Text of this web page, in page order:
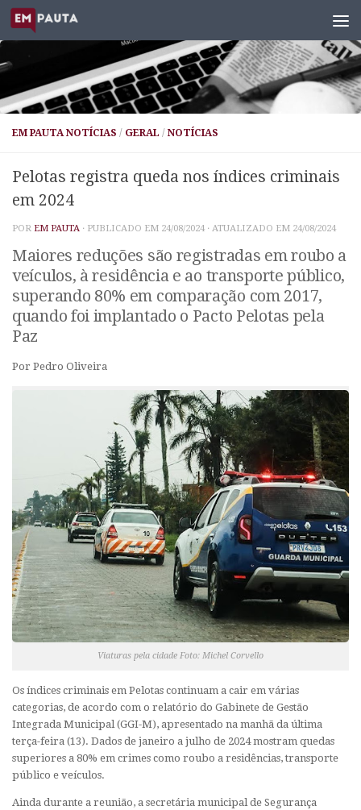
Skip to content
EM PAUTA NOTÍCIAS / GERAL / NOTÍCIAS
Pelotas registra queda nos índices criminais
em 2024
POR EM PAUTA · PUBLICADO EM 24/08/2024 · ATUALIZADO EM 24/08/2024
Maiores reduções são registradas em roubo a
veículos, à residência e ao transporte público,
superando 80% em comparação com 2017,
quando foi implantado o Pacto Pelotas pela
Paz
Por Pedro Oliveira
Viaturas pela cidade Foto: Michel Corvello
Os índices criminais em Pelotas continuam a cair em várias
categorias, de acordo com o relatório do Gabinete de Gestão
Integrada Municipal (GGI-M), apresentado na manhã da última
terça-feira (13). Dados de janeiro a julho de 2024 mostram quedas
superiores a 80% em crimes como roubo a residências, transporte
público e veículos.
Ainda durante a reunião, a secretária municipal de Segurança